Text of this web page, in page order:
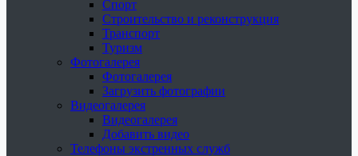
Спорт
Строительство и реконструкция
Транспорт
Туризм
Фотогалерея
Фотогалерея
Загрузить фотографии
Видеогалерея
Видеогалерея
Добавить видео
Телефоны экстренных служб